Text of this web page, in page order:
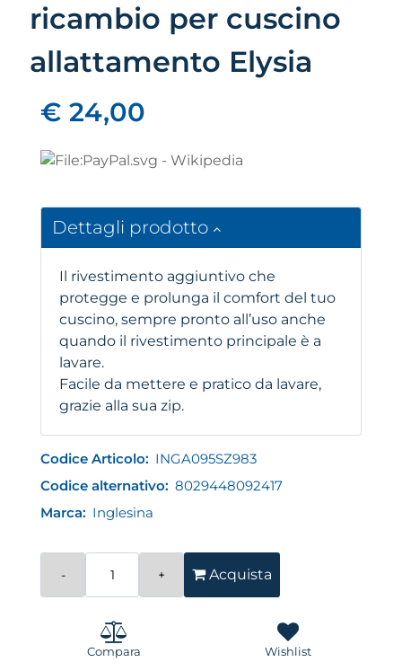
ricambio per cuscino
allattamento Elysia
€ 24,00
Dettagli prodotto
Il rivestimento aggiuntivo che
protegge e prolunga il comfort del tuo
cuscino, sempre pronto all’uso anche
quando il rivestimento principale è a
lavare.
Facile da mettere e pratico da lavare,
grazie alla sua zip.
Codice Articolo: INGA095SZ983
Codice alternativo: 8029448092417
Marca: Inglesina
Acquista
Compara Wishlist